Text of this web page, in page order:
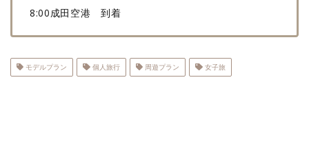
8:00成田空港 到着
モデルプラン 個人旅行 周遊プラン 女子旅